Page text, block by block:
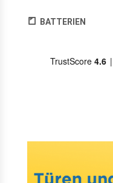
BATTERIEN